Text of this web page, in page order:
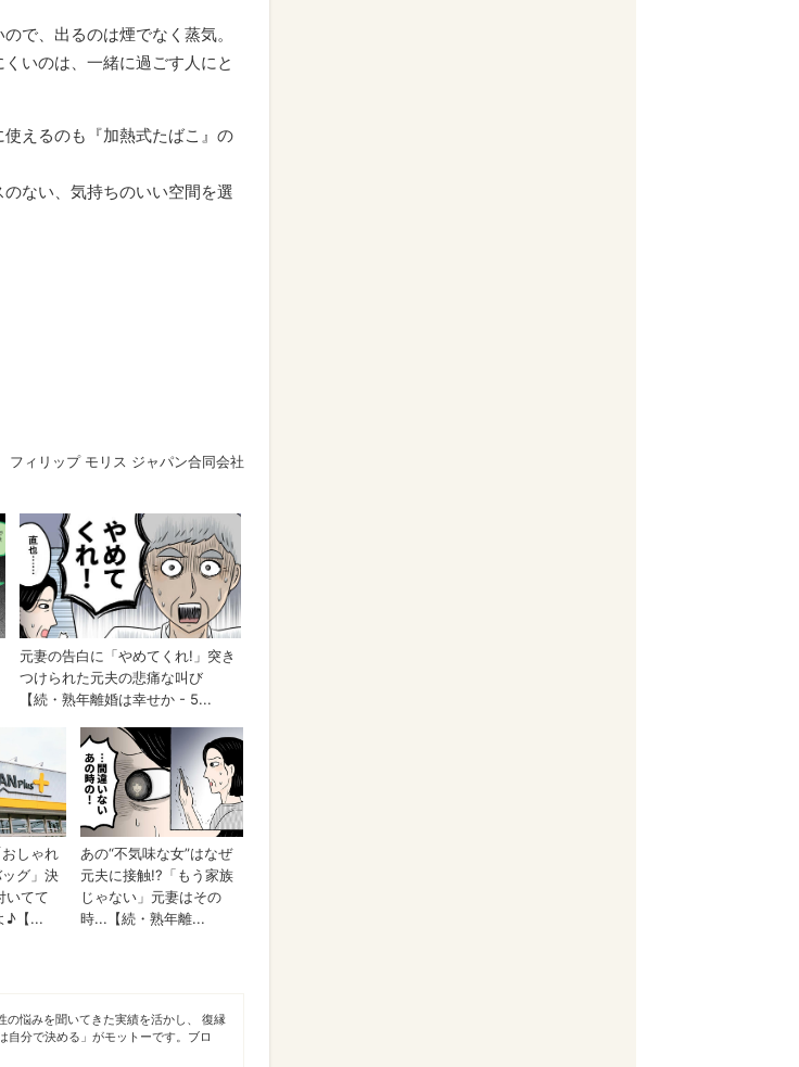
で、出るのは煙でなく蒸気。
いのは、一緒に過ごす人にと
えるのも『加熱式たばこ』の
ない、気持ちのいい空間を選
フィリップ モリス ジャパン合同会社
の悩みを聞いてきた実績を活かし、 復縁
自分で決める」がモットーです。ブロ